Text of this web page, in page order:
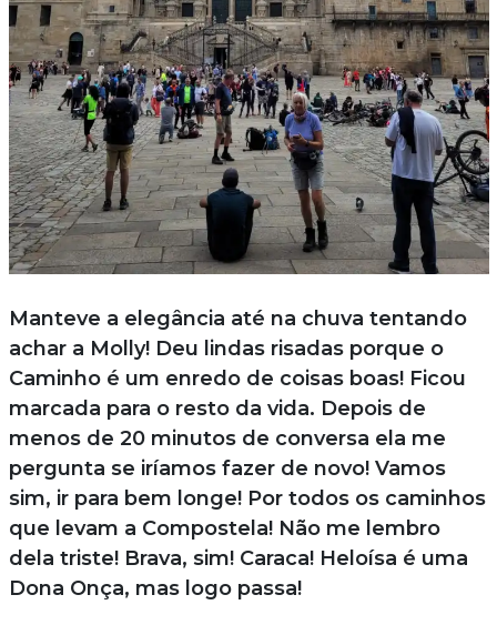
Manteve a elegância até na chuva tentando
achar a Molly! Deu lindas risadas porque o
Caminho é um enredo de coisas boas! Ficou
marcada para o resto da vida. Depois de
menos de 20 minutos de conversa ela me
pergunta se iríamos fazer de novo! Vamos
sim, ir para bem longe! Por todos os caminhos
que levam a Compostela! Não me lembro
dela triste! Brava, sim! Caraca! Heloísa é uma
Dona Onça, mas logo passa!